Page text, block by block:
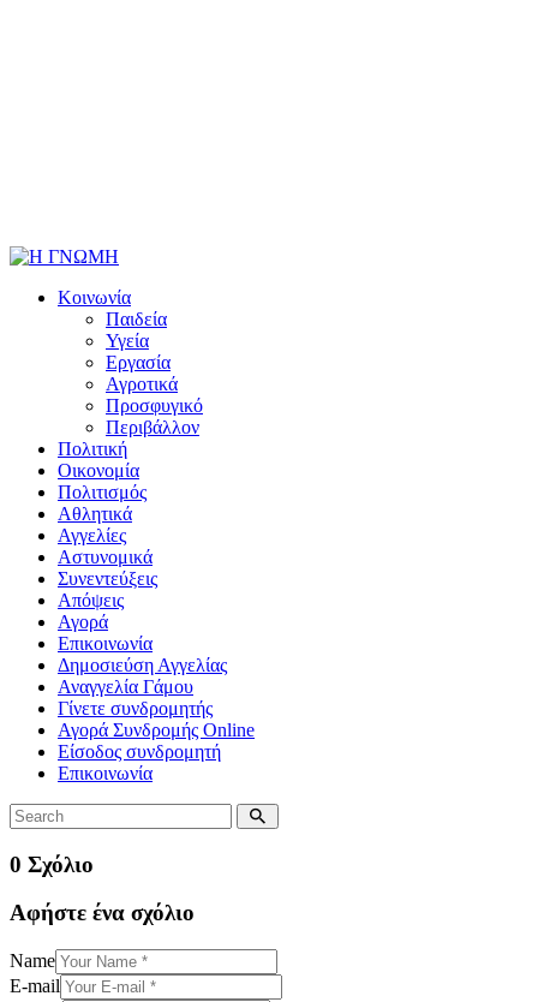
Κοινωνία
Παιδεία
Υγεία
Εργασία
Αγροτικά
Προσφυγικό
Περιβάλλον
Πολιτική
Οικονομία
Πολιτισμός
Αθλητικά
Αγγελίες
Αστυνομικά
Συνεντεύξεις
Απόψεις
Αγορά
Επικοινωνία
Δημοσιεύση Αγγελίας
Αναγγελία Γάμου
Γίνετε συνδρομητής
Αγορά Συνδρομής Online
Είσοδος συνδρομητή
Επικοινωνία
0 Σχόλιο
Αφήστε ένα σχόλιο
Name
E-mail